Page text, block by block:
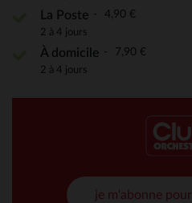
La Poste 4,90 €
2 à 4 jours
À domicile 7,90 €
2 à 4 jours
je m'abonne pour